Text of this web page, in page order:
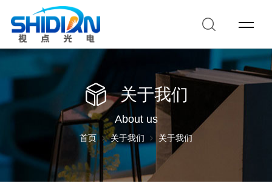
关于我们
About us
首页 关于我们 关于我们